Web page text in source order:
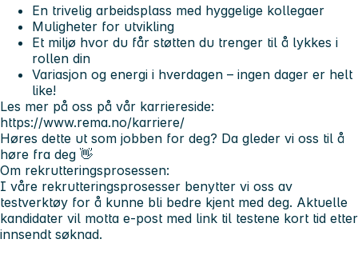
En trivelig arbeidsplass med hyggelige kollegaer
Muligheter for utvikling
Et miljø hvor du får støtten du trenger til å lykkes i
rollen din
Variasjon og energi i hverdagen – ingen dager er helt
like!
Les mer på oss på vår karriereside:
https://www.rema.no/karriere/
Høres dette ut som jobben for deg? Da gleder vi oss til å
høre fra deg 👋
Om rekrutteringsprosessen:
I våre rekrutteringsprosesser benytter vi oss av
testverktøy for å kunne bli bedre kjent med deg. Aktuelle
kandidater vil motta e-post med link til testene kort tid etter
innsendt søknad.